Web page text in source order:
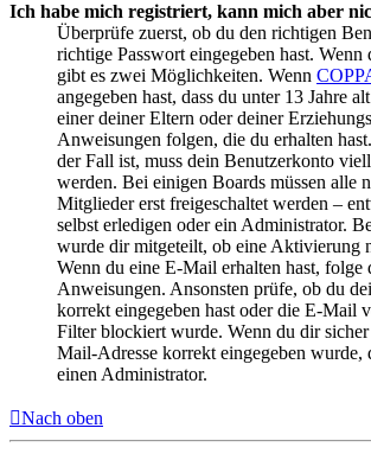
Ich habe mich registriert, kann mich aber
Überprüfe zuerst, ob du den richtigen
richtige Passwort eingegeben hast. Wenn
gibt es zwei Möglichkeiten. Wenn
angegeben hast, dass du unter 13 Jahre
einer deiner Eltern oder deiner
Anweisungen folgen, die du erhalten
der Fall ist, muss dein Benutzerkonto
werden. Bei einigen Boards müssen alle
Mitglieder erst freigeschaltet werden –
selbst erledigen oder ein Administrator.
wurde dir mitgeteilt, ob eine Aktivierung
Wenn du eine E-Mail erhalten hast, folge
Anweisungen. Ansonsten prüfe, ob du
korrekt eingegeben hast oder die E-Mail
Filter blockiert wurde. Wenn du dir sicher
Mail-Adresse korrekt eingegeben wurde,
einen Administrator.
Nach oben